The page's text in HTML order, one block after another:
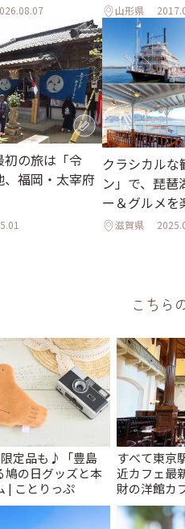
山形県
の旅は「令
福岡・太宰府
クラシカル
ン」で、琵
ー＆グルメ
滋賀県
こちら
定品も♪「豊島
鳩の日グッズと本
| ことりっぷ
すべて東京
近カフェ最
財の洋館カ
レトロ喫茶